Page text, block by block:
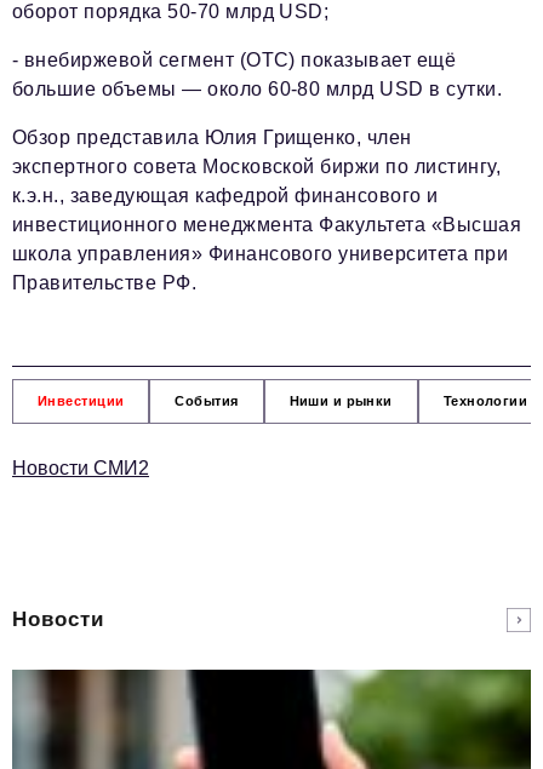
оборот порядка 50-70 млрд USD;
- внебиржевой сегмент (OTC) показывает ещё
большие объемы — около 60-80 млрд USD в сутки.
Обзор представила Юлия Грищенко, член
экспертного совета Московской биржи по листингу,
к.э.н., заведующая кафедрой финансового и
инвестиционного менеджмента Факультета «Высшая
школа управления» Финансового университета при
Правительстве РФ.
Инвестиции События Ниши и рынки Технологии
Новости СМИ2
Новости